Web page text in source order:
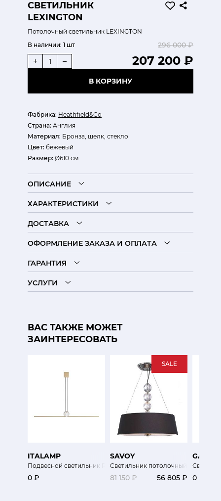
СВЕТИЛЬНИК
LEXINGTON
Потолочный светильник LEXINGTON
Фабрика: Heathfield&Co
Страна: Англия
Материал: Бронза, шелк, стекло
Цвет: бежевый
Размер: Ø610 см
В наличии: 1 шт 296 000 ₽
207 200 ₽
+ –
В КОРЗИНУ
ОПИСАНИЕ
ХАРАКТЕРИСТИКИ
ДОСТАВКА
ОФОРМЛЕНИЕ ЗАКАЗА И ОПЛАТА
ГАРАНТИЯ
УСЛУГИ
ВАС ТАКЖЕ МОЖЕТ
ЗАИНТЕРЕСОВАТЬ
ITALAMP
Подвесной светильник REGOLO
0 ₽
SALE
SAVOY
Светильник потолочный Sophie
81 150 ₽ 56 805 ₽ 0 ₽